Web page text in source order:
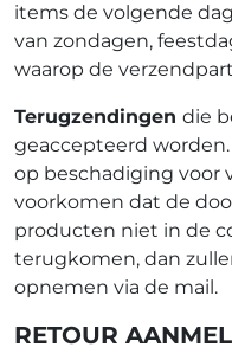
items de volgende
van zondagen,
waarop de
Terugzendingen die
geaccepteerd
op beschadiging voor
voorkomen dat de
producten niet in de
terugkomen, dan
opnemen via de mail.
RETOUR